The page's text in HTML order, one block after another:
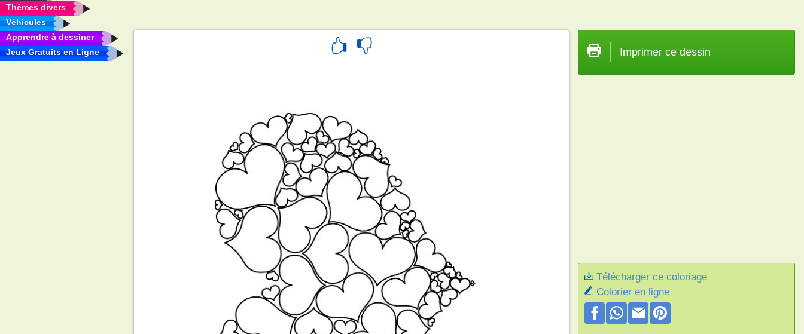
Thèmes divers
Véhicules
Apprendre à dessiner
Jeux Gratuits en Ligne
Imprimer ce dessin
Télécharger ce coloriage
Colorier en ligne